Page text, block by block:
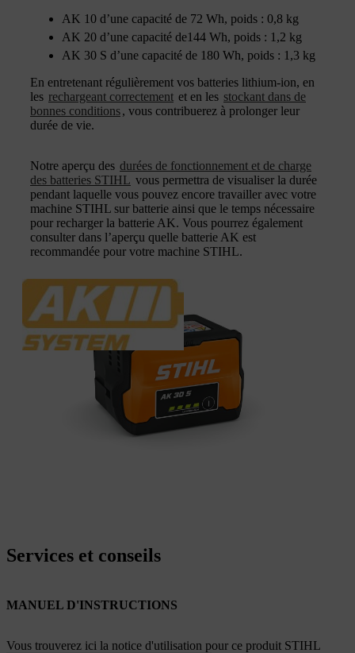
AK 10 d’une capacité de 72 Wh, poids : 0,8 kg
AK 20 d’une capacité de144 Wh, poids : 1,2 kg
AK 30 S d’une capacité de 180 Wh, poids : 1,3 kg
En entretenant régulièrement vos batteries lithium-ion, en
les rechargeant correctement et en les stockant dans de
bonnes conditions, vous contribuerez à prolonger leur
durée de vie.
Notre aperçu des durées de fonctionnement et de charge
des batteries STIHL vous permettra de visualiser la durée
pendant laquelle vous pouvez encore travailler avec votre
machine STIHL sur batterie ainsi que le temps nécessaire
pour recharger la batterie AK. Vous pourrez également
consulter dans l’aperçu quelle batterie AK est
recommandée pour votre machine STIHL.
Services et conseils
MANUEL D'INSTRUCTIONS
Vous trouverez ici la notice d'utilisation pour ce produit STIHL